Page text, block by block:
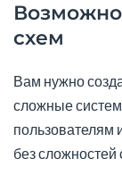
схем
Вам нужно
сложные
пользователям
без сложностей